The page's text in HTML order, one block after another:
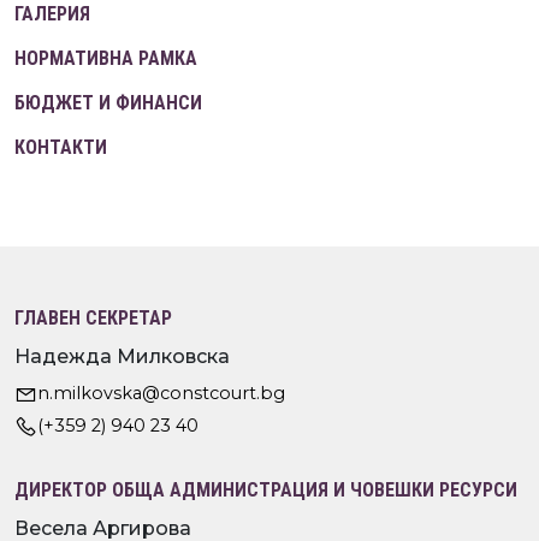
ГАЛЕРИЯ
НОРМАТИВНА РАМКА
БЮДЖЕТ И ФИНАНСИ
КОНТАКТИ
ГЛАВЕН СЕКРЕТАР
Надежда Милковска
n.milkovska@constcourt.bg
(+359 2) 940 23 40
ДИРЕКТОР ОБЩА АДМИНИСТРАЦИЯ И ЧОВЕШКИ РЕСУРСИ
Весела Аргирова